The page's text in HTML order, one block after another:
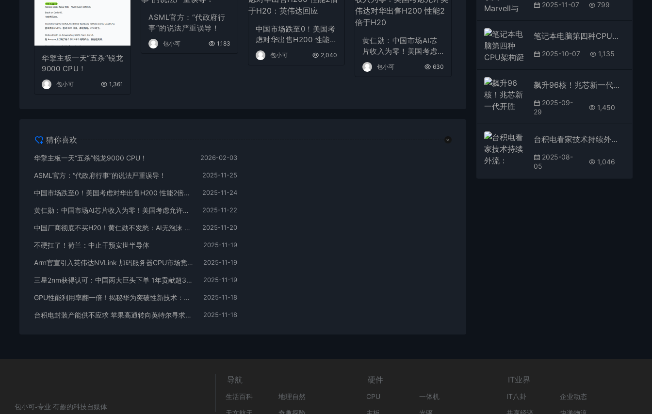
华擎主板一天“五杀”锐龙
9000 CPU！
包小可 1,361
ASML官方：“代政府行
事”的说法严重误导！
包小可 1,183
中国市场跌至0！美国考
虑对华出售H200 性能2
倍于H20：英伟达回应
包小可 2,040
黄仁勋：中国市场AI芯
片收入为零！美国考虑
允许英伟达对华出售H2
00 性能2倍于H20
包小可 630
猜你喜欢
华擎主板一天“五杀”锐龙9000 CPU！ 2026-02-03
ASML官方：“代政府行事”的说法严重误导！ 2025-11-25
中国市场跌至0！美国考虑对华出售H200 性能2倍于H20：英伟达回应 2025-11-24
黄仁勋：中国市场AI芯片收入为零！美国考虑允许英伟达对华出售H200 性能2倍于H20 2025-11-22
中国厂商彻底不买H20！黄仁勋不发愁：AI无泡沫 手握5000亿美元订单 2025-11-20
不硬扛了！荷兰：中止干预安世半导体 2025-11-19
Arm官宣引入英伟达NVLink 加码服务器CPU市场竞争 2025-11-19
三星2nm获得认可：中国两大巨头下单 1年贡献超34亿元 2025-11-19
GPU性能利用率翻一倍！揭秘华为突破性新技术：让英伟达成“自己”的芯片 2025-11-18
台积电封装产能供不应求 苹果高通转向英特尔寻求破局 2025-11-18
2025-11-07 799
笔记本电脑第四种CPU架构诞生！NVIDIA和Intel携手打造x86 SoC
2025-10-07 1,135
飙升96核！兆芯新一代开胜KH-50000细节公布：五大亮点一次看
2025-09-
29
1,450
台积电看家技术持续外流：2nm、1.6nm工艺将赴美生产
2025-08-
05
1,046
包小可-专业.有趣的科技自媒体
导航
生活百科
地理自然
硬件
CPU
一体机
IT业界
IT八卦
企业动态